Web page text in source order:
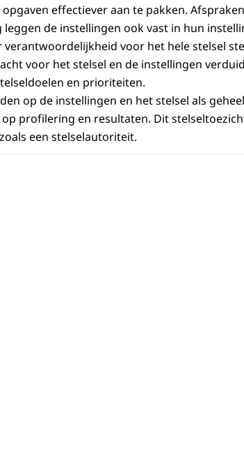
effectiever aan te pakken.
de instellingen ook vast in hun
verantwoordelijkheid voor het hele stelsel
voor het stelsel en de instellingen
en prioriteiten.
op de instellingen en het stelsel als
profilering en resultaten. Dit
een stelselautoriteit.